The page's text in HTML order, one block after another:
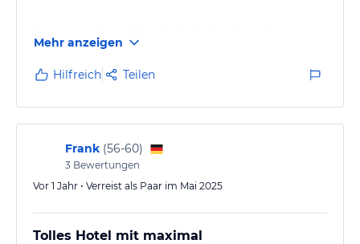
einem weißen Sandstrand besticht durch das
Hauptgebäude und seine zahlreichen Bungalows,
teilweise bedeckt durch stilvolle Palmendächer.
Durchzogen ist das Hotel Gelände von Wasserbecken,
die Rezeption, Restaurants, Show Bühne, Bars und
Wellnessbereich von einander trennen. Das Tages-
und Abendprogramm sind vollgepackt mit
Animationen, Shows und All…
Mehr anzeigen
Hilfreich Teilen
Frank (56-60)
3 Bewertungen
Vor 1 Jahr • Verreist als Paar im Mai 2025
Tolles Hotel mit maximal